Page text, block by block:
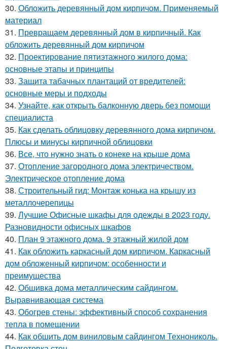
30. Обложить деревянный дом кирпичом. Применяемый
материал
31. Превращаем деревянный дом в кирпичный. Как
обложить деревянный дом кирпичом
32. Проектирование пятиэтажного жилого дома:
основные этапы и принципы
33. Защита табачных плантаций от вредителей:
основные меры и подходы
34. Узнайте, как открыть балконную дверь без помощи
специалиста
35. Как сделать облицовку деревянного дома кирпичом.
Плюсы и минусы кирпичной облицовки
36. Все, что нужно знать о конеке на крыше дома
37. Отопление загородного дома электричеством.
Электрическое отопление дома
38. Строительный гид: Монтаж конька на крышу из
металлочерепицы
39. Лучшие Офисные шкафы для одежды в 2023 году.
Разновидности офисных шкафов
40. План 9 этажного дома. 9 этажный жилой дом
41. Как обложить каркасный дом кирпичом. Каркасный
дом обложенный кирпичом: особенности и
преимущества
42. Обшивка дома металлическим сайдингом.
Выравнивающая система
43. Обогрев стены: эффективный способ сохранения
тепла в помещении
44. Как обшить дом виниловым сайдингом Технониколь.